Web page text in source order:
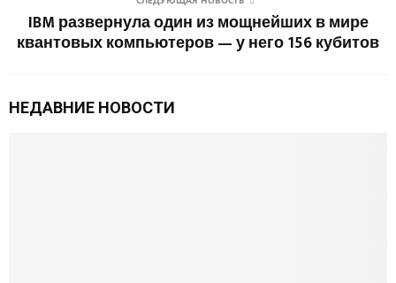
IBM развернула один из мощнейших в мире
квантовых компьютеров — у него 156 кубитов
НЕДАВНИЕ НОВОСТИ